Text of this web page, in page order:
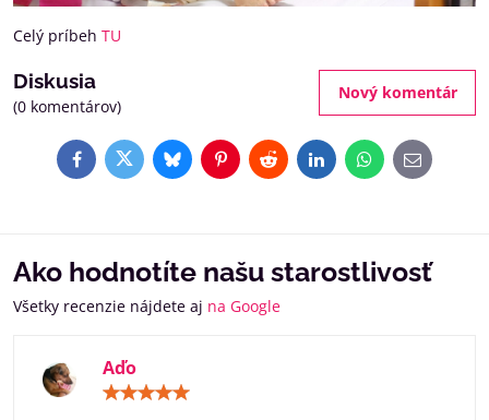
Celý príbeh TU
Diskusia
(0 komentárov)
Nový komentár
FacebookTwitterBlueskyPinterestRedditLinkedInWhatsApp
E-
mail
Ako hodnotíte našu starostlivosť
Všetky recenzie nájdete aj na Google
Aďo